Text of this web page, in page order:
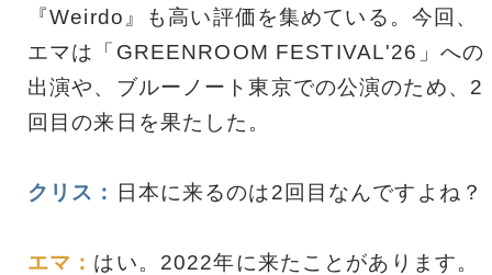
『Weirdo』も高い評価を集めている。今回、
エマは「GREENROOM FESTIVAL'26」への
出演や、ブルーノート東京での公演のため、2
回目の来日を果たした。
クリス： 日本に来るのは2回目なんですよね？
エマ： はい。2022年に来たことがあります。